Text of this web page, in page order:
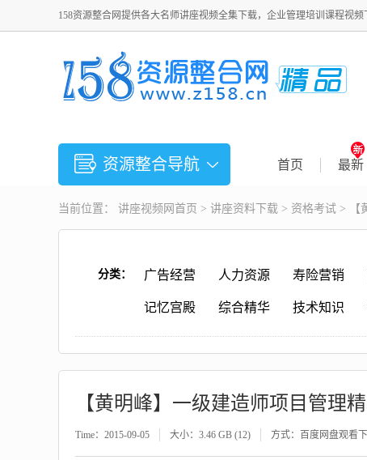
158资源整合网提供各大名师讲座视频全集下载，企业管理培训课程视
资源整合导航 首页 最新
当前位置： 讲座视频 网首页 > 讲座资料下载 > 资格考试 > 【
分类： 广告经营 人力资源 寿险营销
记忆宫殿 综合精华 技术知识
【黄明峰】一级建造师项目管理
Time：2015-09-05 大小：3.46 GB (12) 方式：百度网盘观看